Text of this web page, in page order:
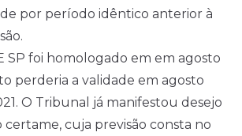
por período idêntico anterior à
SP foi homologado em em agosto
perderia a validade em agosto
O Tribunal já manifestou desejo
certame, cuja previsão consta no